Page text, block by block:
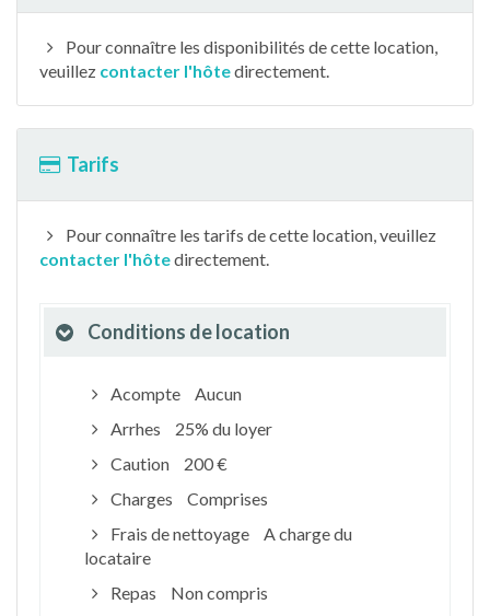
Pour connaître les disponibilités de cette location,
veuillez contacter l'hôtedirectement.
Tarifs
Pour connaître les tarifs de cette location, veuillez
contacter l'hôtedirectement.
Conditions de location
Acompte
Aucun
Arrhes
25% du loyer
Caution
200 €
Charges
Comprises
Frais de nettoyage
A charge du
locataire
Repas
Non compris